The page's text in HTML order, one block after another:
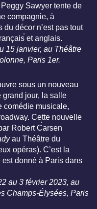
Sawyer tente de
compagnie, à
du décor n’est pas tout
et anglais.
15 janvier, au Théâtre
Paris 1er.
sous un nouveau
grand jour, la salle
comédie musicale,
Cette nouvelle
Robert Carsen
au Théâtre du
opéras). C’est la
donné à Paris dans
au 3 février 2023, au
Champs-Élysées, Paris